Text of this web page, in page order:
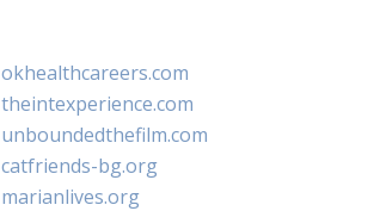
okhealthcareers.com
theintexperience.com
unboundedthefilm.com
catfriends-bg.org
marianlives.org